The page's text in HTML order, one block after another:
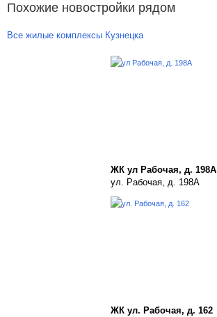
Похожие новостройки рядом
Все жилые комплексы Кузнецка
ЖК ул Рабочая, д. 198А
ул. Рабочая, д. 198А
ЖК ул. Рабочая, д. 162